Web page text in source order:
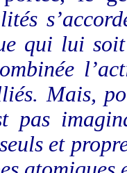
qui lui
Mais,
pas
et